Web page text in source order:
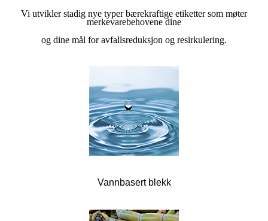
Vi utvikler stadig nye typer bærekraftige etiketter som møter
merkevarebehovene dine
og dine mål for avfallsreduksjon og resirkulering.
Vannbasert blekk